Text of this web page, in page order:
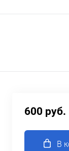
600 руб.
В